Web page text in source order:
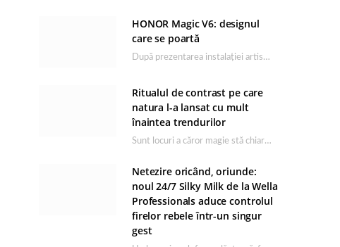
HONOR Magic V6: designul
care se poartă
După prezentarea instalației artistice semnată de Catrinel Săbăciag în cadrul evenimentului de lansare HONOR Magic…
Ritualul de contrast pe care
natura l-a lansat cu mult
înaintea trendurilor
Sunt locuri a căror magie stă chiar în firea lor naturală, iar Lacul Ursu din…
Netezire oricând, oriunde:
noul 24/7 Silky Milk de la Wella
Professionals aduce controlul
firelor rebele într-un singur
gest